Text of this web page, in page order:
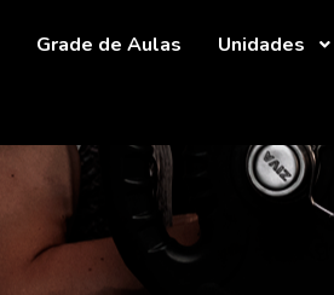
Grade de Aulas Unidades